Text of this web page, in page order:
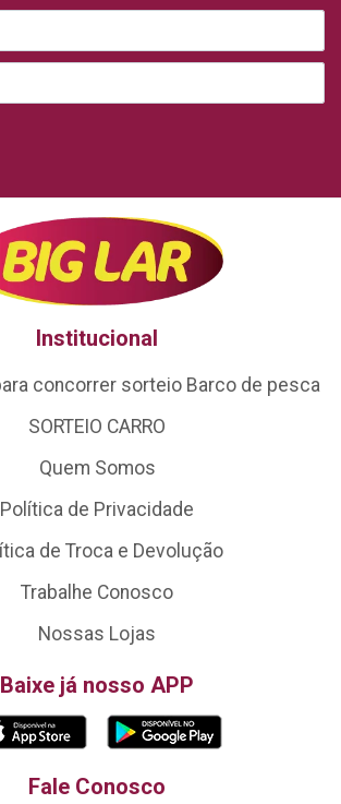
Institucional
concorrer sorteio Barco de pesca
SORTEIO CARRO
Quem Somos
Política de Privacidade
de Troca e Devolução
Trabalhe Conosco
Nossas Lojas
Baixe já nosso APP
Fale Conosco